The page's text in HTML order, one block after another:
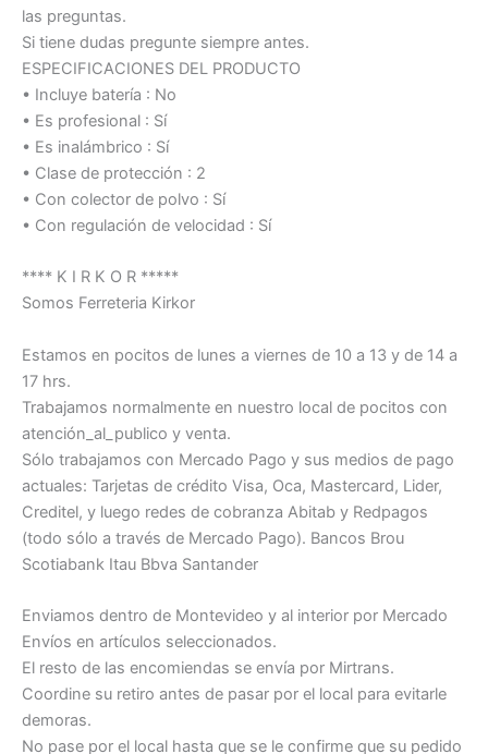
las preguntas.
Si tiene dudas pregunte siempre antes.
ESPECIFICACIONES DEL PRODUCTO
• Incluye batería : No
• Es profesional : Sí
• Es inalámbrico : Sí
• Clase de protección : 2
• Con colector de polvo : Sí
• Con regulación de velocidad : Sí
**** K I R K O R *****
Somos Ferreteria Kirkor
Estamos en pocitos de lunes a viernes de 10 a 13 y de 14 a
17 hrs.
Trabajamos normalmente en nuestro local de pocitos con
atención_al_publico y venta.
Sólo trabajamos con Mercado Pago y sus medios de pago
actuales: Tarjetas de crédito Visa, Oca, Mastercard, Lider,
Creditel, y luego redes de cobranza Abitab y Redpagos
(todo sólo a través de Mercado Pago). Bancos Brou
Scotiabank Itau Bbva Santander
Enviamos dentro de Montevideo y al interior por Mercado
Envíos en artículos seleccionados.
El resto de las encomiendas se envía por Mirtrans.
Coordine su retiro antes de pasar por el local para evitarle
demoras.
No pase por el local hasta que se le confirme que su pedido